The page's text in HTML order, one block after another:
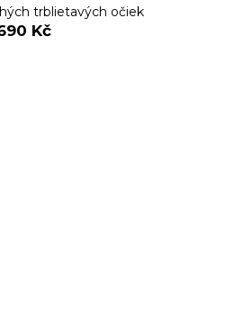
trblietavých očiek
Kč